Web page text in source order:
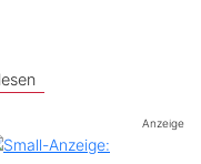
Anzeige